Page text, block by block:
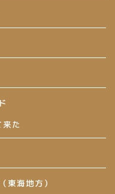
た
東海地方）